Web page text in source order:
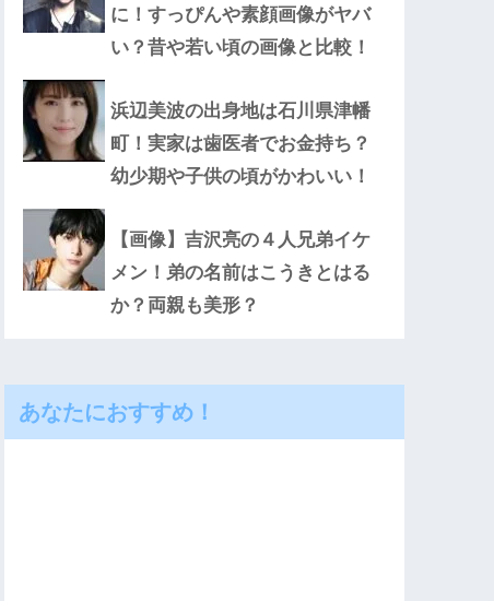
に！すっぴんや素顔画像がヤバ
い？昔や若い頃の画像と比較！
浜辺美波の出身地は石川県津幡
町！実家は歯医者でお金持ち？
幼少期や子供の頃がかわいい！
【画像】吉沢亮の４人兄弟イケ
メン！弟の名前はこうきとはる
か？両親も美形？
あなたにおすすめ！